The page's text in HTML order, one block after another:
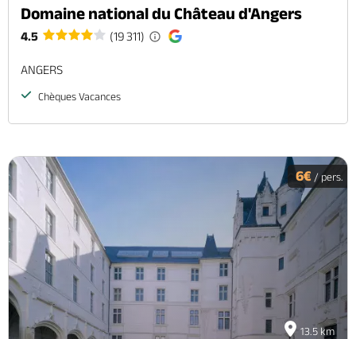
Domaine national du Château d'Angers
4.5 (19 311)
ANGERS
Chèques Vacances
13.5 km
6€ / pers.